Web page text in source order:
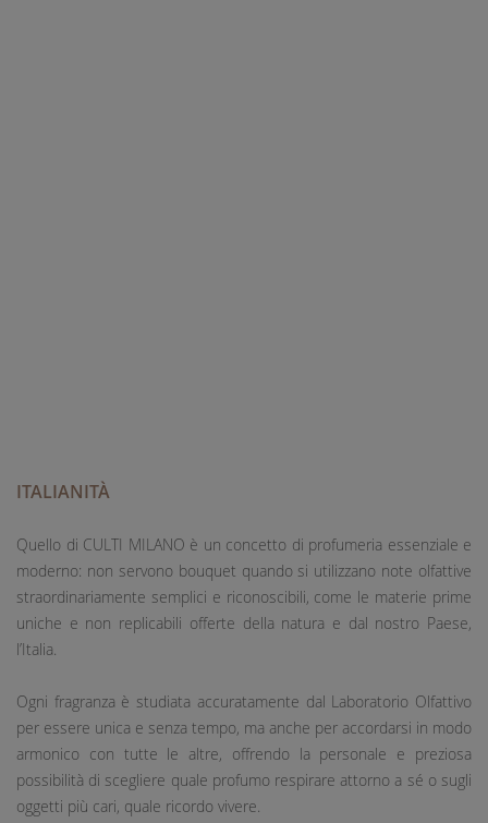
ITALIANITÀ
Quello di CULTI MILANO è un concetto di profumeria essenziale e
moderno: non servono bouquet quando si utilizzano note olfattive
straordinariamente semplici e riconoscibili, come le materie prime
uniche e non replicabili offerte della natura e dal nostro Paese,
l’Italia.
Ogni fragranza è studiata accuratamente dal Laboratorio Olfattivo
per essere unica e senza tempo, ma anche per accordarsi in modo
armonico con tutte le altre, offrendo la personale e preziosa
possibilità di scegliere quale profumo respirare attorno a sé o sugli
oggetti più cari, quale ricordo vivere.